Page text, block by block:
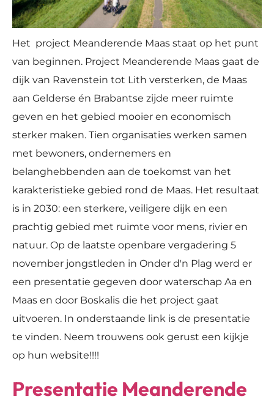
Het project Meanderende Maas staat op het punt
van beginnen. Project Meanderende Maas gaat de
dijk van Ravenstein tot Lith versterken, de Maas
aan Gelderse én Brabantse zijde meer ruimte
geven en het gebied mooier en economisch
sterker maken. Tien organisaties werken samen
met bewoners, ondernemers en
belanghebbenden aan de toekomst van het
karakteristieke gebied rond de Maas. Het resultaat
is in 2030: een sterkere, veiligere dijk en een
prachtig gebied met ruimte voor mens, rivier en
natuur. Op de laatste openbare vergadering 5
november jongstleden in Onder d'n Plag werd er
een presentatie gegeven door waterschap Aa en
Maas en door Boskalis die het project gaat
uitvoeren. In onderstaande link is de presentatie
te vinden. Neem trouwens ook gerust een kijkje
op hun website!!!!
Presentatie Meanderende